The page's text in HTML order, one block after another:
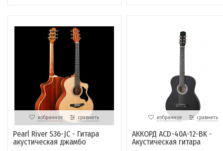
избранное сравнить
Pearl River S36-JC - Гитара
акустическая джамбо
избранное сравнить
АККОРД ACD-40A-12-BK -
Акустическая гитара